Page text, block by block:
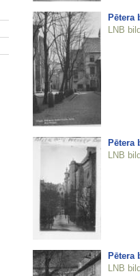
Pētera
LNB
Pētera
LNB
Pētera
LNB